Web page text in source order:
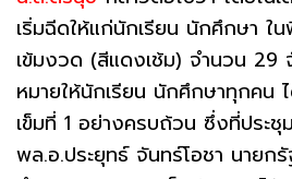
เริ่มฉีดให้แก่นักเรียน นักศึกษา ใ
เข้มงวด (สีแดงเช้ม) จำนวน 29
หมายให้นักเรียน นักศึกษาทุกคน
เข็มที่ 1 อย่างครบถ้วน ซึ่งที่ประ
พล.อ.ประยุทธ์ จันทร์โอชา นายก